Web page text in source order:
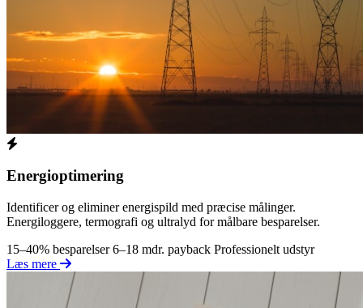
Energioptimering
Identificer og eliminer energispild med præcise målinger.
Energiloggere, termografi og ultralyd for målbare besparelser.
15–40% besparelser 6–18 mdr. payback Professionelt udstyr
Læs mere